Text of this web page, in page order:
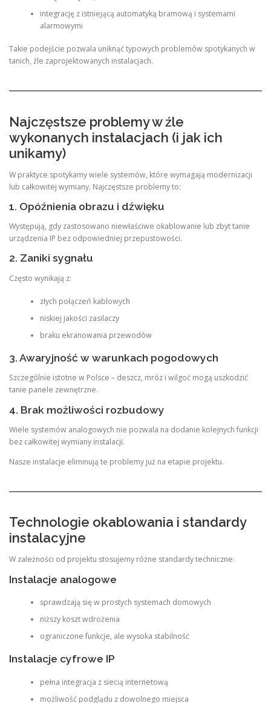
integrację z istniejącą automatyką bramową i systemami
alarmowymi
Takie podejście pozwala uniknąć typowych problemów spotykanych w
tanich, źle zaprojektowanych instalacjach.
Najczęstsze problemy w źle
wykonanych instalacjach (i jak ich
unikamy)
W praktyce spotykamy wiele systemów, które wymagają modernizacji
lub całkowitej wymiany. Najczęstsze problemy to:
1. Opóźnienia obrazu i dźwięku
Występują, gdy zastosowano niewłaściwe okablowanie lub zbyt tanie
urządzenia IP bez odpowiedniej przepustowości.
2. Zaniki sygnału
Często wynikają z:
złych połączeń kablowych
niskiej jakości zasilaczy
braku ekranowania przewodów
3. Awaryjność w warunkach pogodowych
Szczególnie istotne w Polsce – deszcz, mróz i wilgoć mogą uszkodzić
tanie panele zewnętrzne.
4. Brak możliwości rozbudowy
Wiele systemów analogowych nie pozwala na dodanie kolejnych funkcji
bez całkowitej wymiany instalacji.
Nasze instalacje eliminują te problemy już na etapie projektu.
Technologie okablowania i standardy
instalacyjne
W zależności od projektu stosujemy różne standardy techniczne:
Instalacje analogowe
sprawdzają się w prostych systemach domowych
niższy koszt wdrożenia
ograniczone funkcje, ale wysoka stabilność
Instalacje cyfrowe IP
pełna integracja z siecią internetową
możliwość podglądu z dowolnego miejsca